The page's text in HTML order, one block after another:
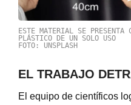
ESTE MATERIAL SE PRESENTA
PLÁSTICO DE UN SOLO USO
FOTO: UNSPLASH
EL TRABAJO
El equipo de científicos